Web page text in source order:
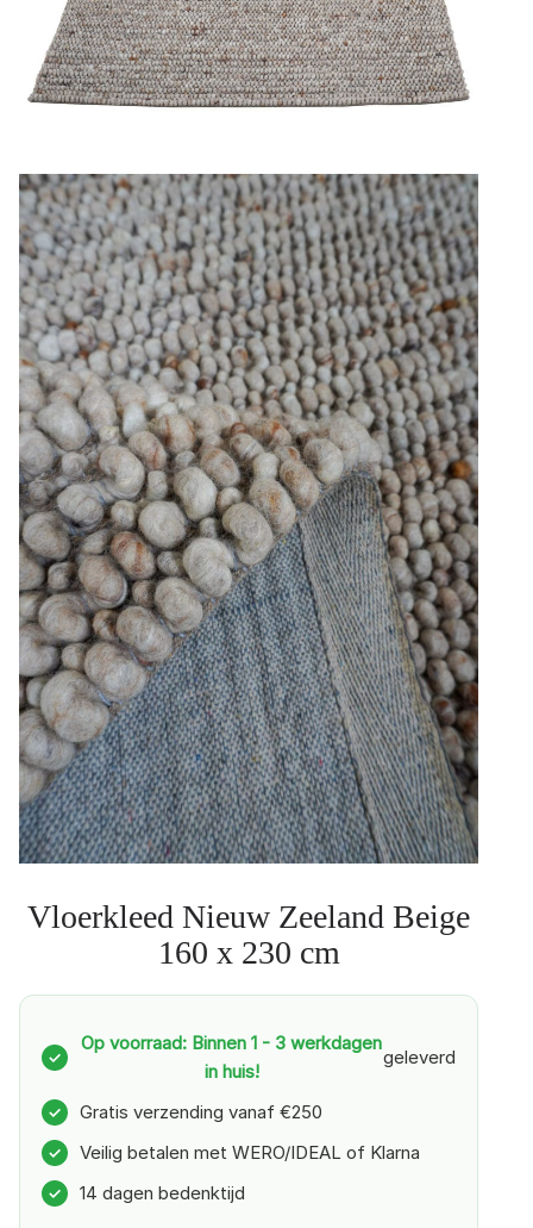
Vloerkleed Nieuw Zeeland Beige
160 x 230 cm
✓
Op voorraad: Binnen 1 - 3 werkdagen
in huis!
geleverd
✓ Gratis verzending vanaf €250
✓ Veilig betalen met WERO/IDEAL of Klarna
✓ 14 dagen bedenktijd